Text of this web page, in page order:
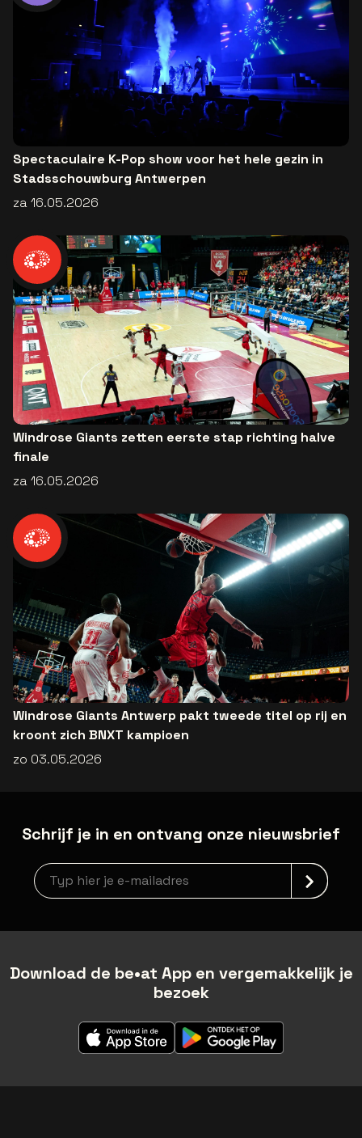
Spectaculaire K-Pop show voor het hele gezin in
Stadsschouwburg Antwerpen
za 16.05.2026
Windrose Giants zetten eerste stap richting halve
finale
za 16.05.2026
Windrose Giants Antwerp pakt tweede titel op rij en
kroont zich BNXT kampioen
zo 03.05.2026
Schrijf je in en ontvang onze nieuwsbrief
Nieuwsbrief aanmelding
Download de be•at App en vergemakkelijk je
bezoek